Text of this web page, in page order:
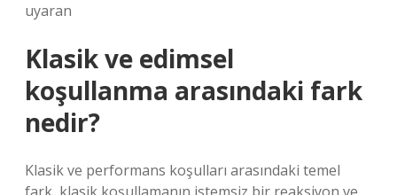
uyaran
Klasik ve edimsel
koşullanma arasındaki fark
nedir?
Klasik ve performans koşulları arasındaki temel